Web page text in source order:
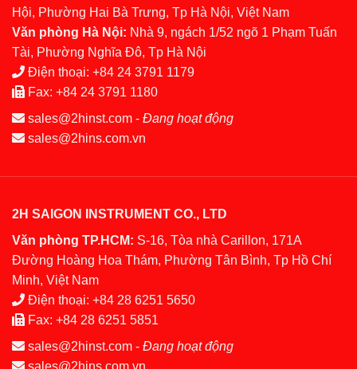
Hội, Phường Hai Bà Trưng, Tp Hà Nội, Việt Nam
Văn phòng Hà Nội: Nhà 9, ngách 1/52 ngõ 1 Phạm Tuấn
Tài, Phường Nghĩa Đô, Tp Hà Nội
Điện thoại: +84 24 3791 1179
Fax: +84 24 3791 1180
sales@2hinst.com - Đang hoạt động
sales@2hins.com.vn
2H SAIGON INSTRUMENT CO., LTD
Văn phòng TP.HCM: S-16, Tòa nhà Carillon, 171A
Đường Hoàng Hoa Thám, Phường Tân Bình, Tp Hồ Chí
Minh, Việt Nam
Điện thoại: +84 28 6251 5650
Fax: +84 28 6251 5851
sales@2hinst.com - Đang hoạt động
sales@2hins.com.vn